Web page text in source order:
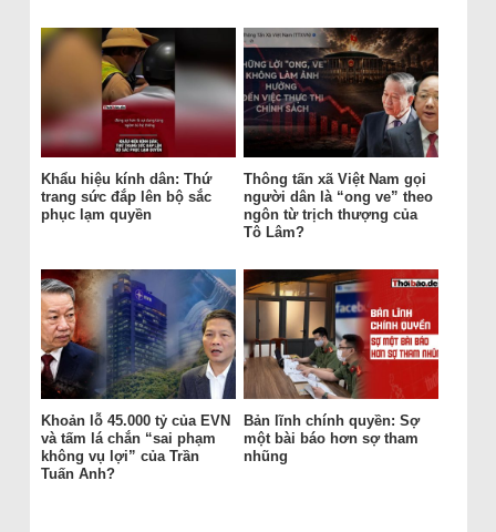
Khẩu hiệu kính dân: Thứ
trang sức đắp lên bộ sắc
phục lạm quyền
Thông tấn xã Việt Nam gọi
người dân là “ong ve” theo
ngôn từ trịch thượng của
Tô Lâm?
Khoản lỗ 45.000 tỷ của EVN
và tấm lá chắn “sai phạm
không vụ lợi” của Trần
Tuấn Anh?
Bản lĩnh chính quyền: Sợ
một bài báo hơn sợ tham
nhũng